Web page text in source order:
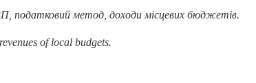
податковий метод, доходи місцевих бюджетів.
of local budgets.